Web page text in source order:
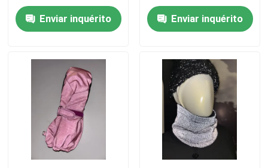
Fale Conosco
Todos os casos
Pedir um orçamento
tela reflexiva
Enviar inquérito Enviar inquérito